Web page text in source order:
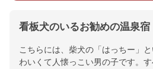
看板犬のいるお勧めの温泉宿
こちらには、柴犬の「はっちー」と
わいくて人懐っこい男の子です。